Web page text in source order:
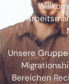
Unsere
Bereichen